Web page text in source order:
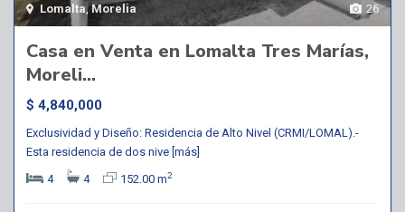
26
Lomalta ,Morelia
Casa en Venta en Lomalta Tres Marías,
Moreli...
$ 4,840,000
Exclusividad y Diseño: Residencia de Alto Nivel (CRMI/LOMAL).-
Esta residencia de dos nive [más]
4
4 152.00 m2